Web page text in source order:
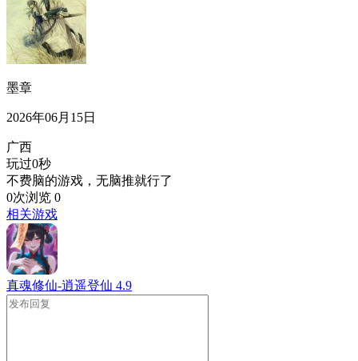
墨章
2026年06月15日
广西
玩过0秒
不费脑的游戏，无脑推就行了
0次浏览 0
相关游戏
真魂修仙-逍遥登仙 4.9